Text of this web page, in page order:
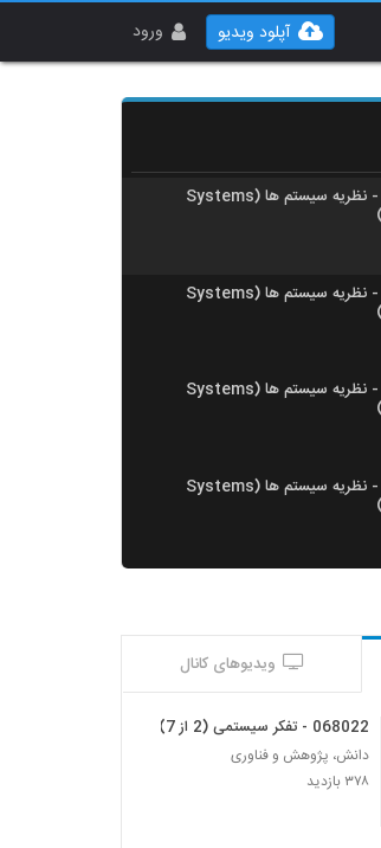
ورود آپلود ویدیو
028034 - نظریه سیستم ها (Systems
028035 - نظریه سیستم ها (Systems
028036 - نظریه سیستم ها (Systems
028037 - نظریه سیستم ها (Systems
028038 - نظریه سیستم ها (Systems
028040 - نظریه سیستم ها (Systems
ویدیوهای کانال
068022 - تفکر سیستمی (2 از 7)
دانش، پژوهش و فناوری
۳۷۸ بازدید